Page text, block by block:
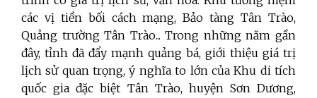
các vị tiền bối cách mạng, Bảo tàng Tân Trào,
Quảng trường Tân Trào... Trong những năm gần
đây, tỉnh đã đẩy mạnh quảng bá, giới thiệu giá trị
lịch sử quan trọng, ý nghĩa to lớn của Khu di tích
quốc gia đặc biệt Tân Trào, huyện Sơn Dương,